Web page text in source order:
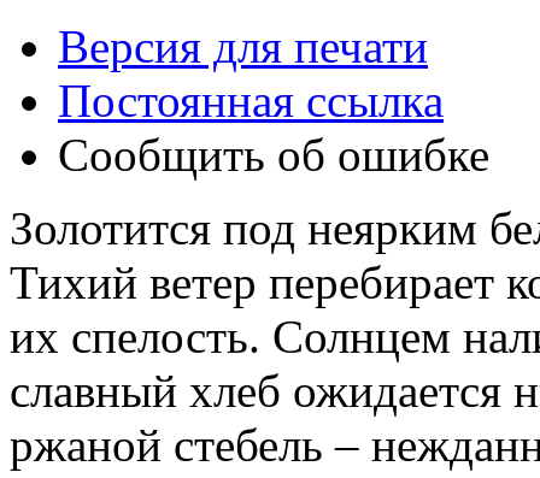
Версия для печати
Постоянная ссылка
Сообщить об ошибке
Золотится под неярким
Тихий ветер перебирает
их спелость. Солнцем
славный хлеб ожидается
ржаной стебель –